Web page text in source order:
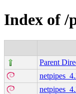
Index of /
Parent